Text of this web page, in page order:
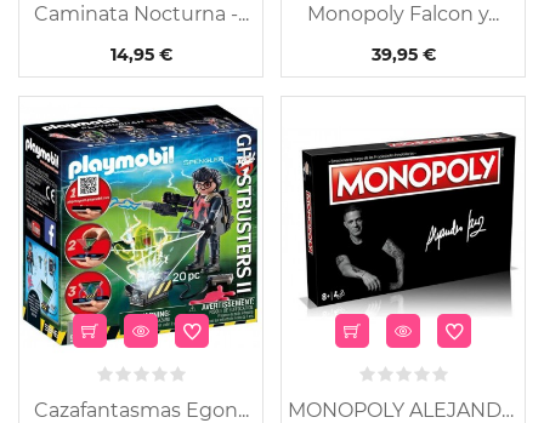
Caminata Nocturna -...
14,95 €
Monopoly Falcon y...
39,95 €
Cazafantasmas Egon... MONOPOLY ALEJANDRO SANZ